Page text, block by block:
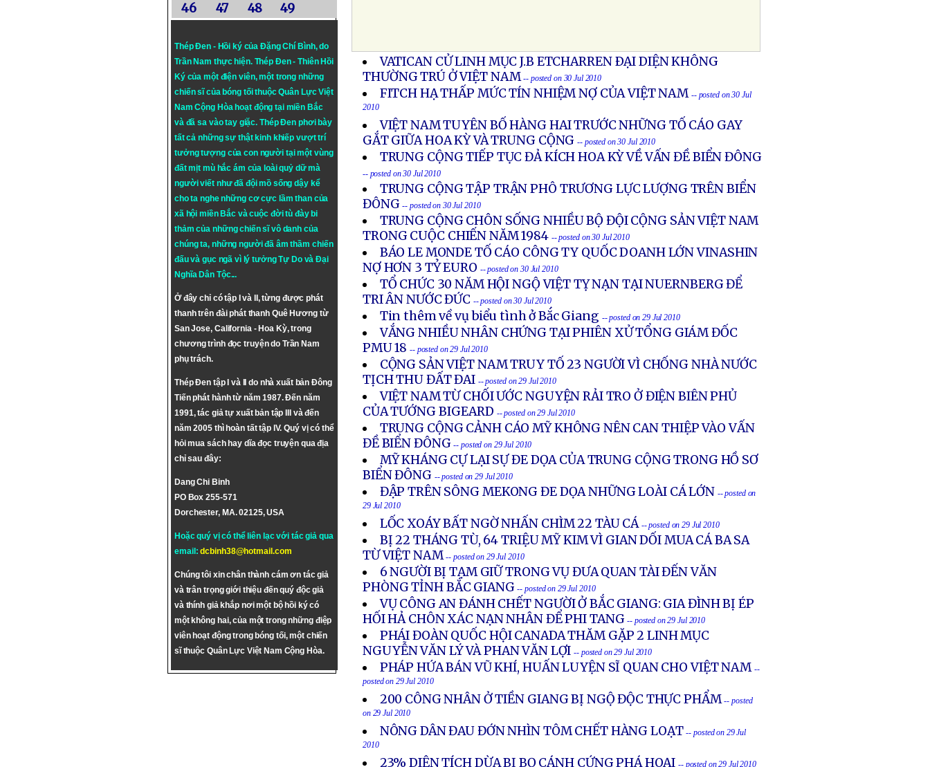
46
47 48 49
Thép Đen - Hồi ký của Đặng Chí Bình, do
Trần Nam thực hiện. Thép Đen- Thiên Hồi
Ký của một điện viên, một trong những
chiến sĩ của bóng tối thuộc Quân Lực Việt
Nam Cộng Hòa hoạt động tại miền Bắc
và đã sa vào tay giặc. Thép Đen phơi bày
tất cả những sự thật kinh khiếp vượt trí
tưởng tượng của con người tại một vùng
đất mịt mù hắc ám của loài quỷ dữ mà
người viết như đã đội mồ sống dậy kể
cho ta nghe những cơ cực lầm than của
xã hội miền Bắc và cuộc đời tù đày bi
thảm của những chiến sĩ vô danh của
chúng ta, những người đã âm thầm chiến
đấu và gục ngã vì lý tưởngTự DovàĐại
Nghĩa Dân Tộc...
Ở đây chỉ có tập I và II, từng được phát
thanh trên đài phát thanh Quê Hương từ
San Jose, California - Hoa Kỳ, trong
chương trình đọc truyện do Trần Nam
phụ trách.
Thép Đen tập I và II do nhà xuất bản Đông
Tiến phát hành từ năm 1987. Đến năm
1991, tác giả tự xuất bản tập III và đến
năm 2005 thì hoàn tất tập IV. Quý vị có thể
hỏi mua sách hay dĩa đọc truyện qua địa
chỉ sau đây:
Dang Chi Binh
PO Box 255-571
Dorchester, MA. 02125, USA
Hoặc quý vị có thể liên lạc với tác giả qua
email:dcbinh38@hotmail.com
Chúng tôi xin chân thành cám ơn tác giả
và trân trọng giới thiệu đến quý độc giả
và thính giả khắp nơi một bộ hồi ký có
một không hai, của một trong những điệp
viên hoạt động trong bóng tối, một chiến
sĩ thuộc Quân Lực Việt Nam Cộng Hòa.
VATICAN CỬ LINH MỤC J.B ETCHARREN ÐẠI DIỆN KHÔNG
THƯỜNG TRÚ Ở VIỆT NAM -- posted on 30 Jul 2010
FITCH HẠ THẤP MỨC TÍN NHIỆM NỢ CỦA VIỆT NAM -- posted on 30 Jul
2010
VIỆT NAM TUYÊN BỐ HÀNG HAI TRƯỚC NHỮNG TỐ CÁO GAY
GẮT GIỮA HOA KỲ VÀ TRUNG CỘNG -- posted on 30 Jul 2010
TRUNG CỘNG TIẾP TỤC ĐẢ KÍCH HOA KỲ VỀ VẤN ĐỀ BIỂN ĐÔNG
-- posted on 30 Jul 2010
TRUNG CỘNG TẬP TRẬN PHÔ TRƯƠNG LỰC LƯỢNG TRÊN BIỂN
ĐÔNG -- posted on 30 Jul 2010
TRUNG CỘNG CHÔN SỐNG NHIỀU BỘ ĐỘI CỘNG SẢN VIỆT NAM
TRONG CUỘC CHIẾN NĂM 1984 -- posted on 30 Jul 2010
BÁO LE MONDE TỐ CÁO CÔNG TY QUỐC DOANH LỚN VINASHIN
NỢ HƠN 3 TỶ EURO -- posted on 30 Jul 2010
TỔ CHỨC 30 NĂM HỘI NGỘ VIỆT TỴ NẠN TẠI NUERNBERG ĐỂ
TRI ÂN NƯỚC ĐỨC -- posted on 30 Jul 2010
Tin thêm về vụ biểu tình ở Bắc Giang -- posted on 29 Jul 2010
VẮNG NHIỀU NHÂN CHỨNG TẠI PHIÊN XỬ TỔNG GIÁM ĐỐC
PMU 18 -- posted on 29 Jul 2010
CỘNG SẢN VIỆT NAM TRUY TỐ 23 NGƯỜI VÌ CHỐNG NHÀ NƯỚC
TỊCH THU ĐẤT ĐAI -- posted on 29 Jul 2010
VIỆT NAM TỪ CHỐI ƯỚC NGUYỆN RẢI TRO Ở ĐIỆN BIÊN PHỦ
CỦA TƯỚNG BIGEARD -- posted on 29 Jul 2010
TRUNG CỘNG CẢNH CÁO MỸ KHÔNG NÊN CAN THIỆP VÀO VẤN
ĐỀ BIỂN ĐÔNG-- posted on 29 Jul 2010
MỸ KHÁNG CỰ LẠI SỰ ĐE DỌA CỦA TRUNG CỘNG TRONG HỒ SƠ
BIỂN ĐÔNG -- posted on 29 Jul 2010
ĐẬP TRÊN SÔNG MEKONG ĐE DỌA NHỮNG LOÀI CÁ LỚN -- posted on
29 Jul 2010
LỐC XOÁY BẤT NGỜ NHẤN CHÌM 22 TÀU CÁ -- posted on 29 Jul 2010
BỊ 22 THÁNG TÙ, 64 TRIỆU MỸ KIM VÌ GIAN DỐI MUA CÁ BA SA
TỪ VIỆT NAM-- posted on 29 Jul 2010
6 NGƯỜI BỊ TẠM GIỮ TRONG VỤ ĐƯA QUAN TÀI ĐẾN VĂN
PHÒNG TỈNH BẮC GIANG -- posted on 29 Jul 2010
VỤ CÔNG AN ĐÁNH CHẾT NGƯỜI Ở BẮC GIANG: GIA ĐÌNH BỊ ÉP
HỐI HẢ CHÔN XÁC NẠN NHÂN ĐỂ PHI TANG-- posted on 29 Jul 2010
PHÁI ĐOÀN QUỐC HỘI CANADA THĂM GẶP 2 LINH MỤC
NGUYỄN VĂN LÝ VÀ PHAN VĂN LỢI -- posted on 29 Jul 2010
PHÁP HỨA BÁN VŨ KHÍ, HUẤN LUYỆN SĨ QUAN CHO VIỆT NAM --
posted on 29 Jul 2010
200 CÔNG NHÂN Ở TIỀN GIANG BỊ NGỘ ĐỘC THỰC PHẨM -- posted
on 29 Jul 2010
NÔNG DÂN ĐAU ĐỚN NHÌN TÔM CHẾT HÀNG LOẠT-- posted on 29 Jul
2010
23% DIỆN TÍCH DỪA BỊ BỌ CÁNH CỨNG PHÁ HOẠI-- posted on 29 Jul 2010